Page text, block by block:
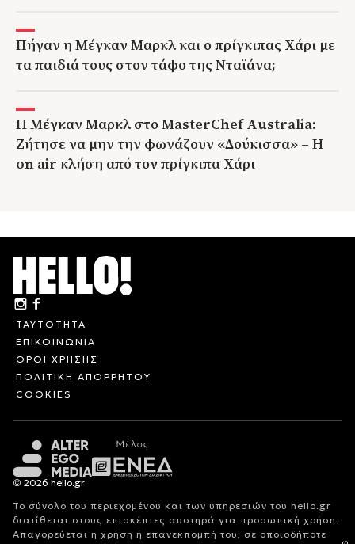
Πήγαν η Μέγκαν Μαρκλ και ο πρίγκιπας Χάρι με
τα παιδιά τους στον τάφο της Νταϊάνα;
Η Μέγκαν Μαρκλ στο MasterChef Australia:
Ζήτησε να μην την φωνάζουν «Δούκισσα» – Η
on air κλήση από τον πρίγκιπα Χάρι
ΤΑΥΤΟΤΗΤΑ
ΕΠΙΚΟΙΝΩΝΙΑ
ΟΡΟΙ ΧΡΗΣΗΣ
ΠΟΛΙΤΙΚΗ ΑΠΟΡΡΗΤΟΥ
COOKIES
© 2026 hello.gr
Το σύνολο του περιεχομένου και των υπηρεσιών του hello.gr
διατίθεται στους επισκέπτες αυστηρά για προσωπική χρήση.
Απαγορεύεται η χρήση ή επανεκπομπή του, σε οποιοδήποτε